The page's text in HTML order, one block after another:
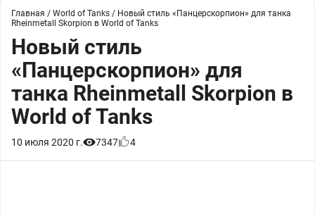
Главная / World of Tanks / Новый стиль «Панцерскорпион» для танка
Rheinmetall Skorpion в World of Tanks
Новый стиль
«Панцерскорпион» для
танка Rheinmetall Skorpion в
World of Tanks
10 июля 2020 г. 7347 4